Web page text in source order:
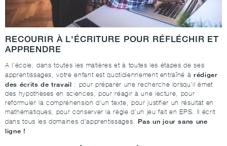
RECOURIR À L'ÉCRITURE POUR RÉFLÉCHIR ET
APPRENDRE
A l’école, dans toutes les matières et à toutes les étapes de ses
apprentissages, votre enfant est quotidiennement entraîné à rédiger
des écrits de travail : pour préparer une recherche lorsqu’il émet
des hypothèses en sciences, pour réagir à une lecture, pour
reformuler la compréhension d’un texte, pour justifier un résultat en
mathématiques, pour conserver la règle d’un jeu fait en EPS. Il écrit
dans tous les domaines d’apprentissages. Pas un jour sans une
ligne !